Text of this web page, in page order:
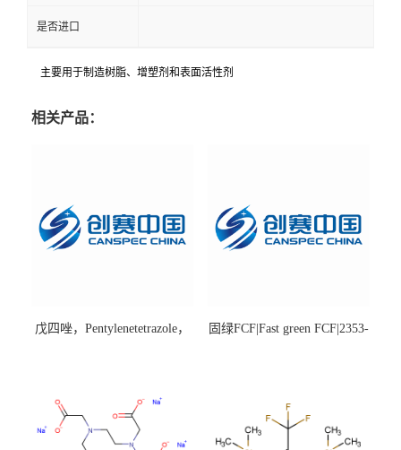
是否进口
主要用于制造树脂、增塑剂和表面活性剂
相关产品：
戊四唑，Pentylenetetrazole，
固绿FCF|Fast green FCF|2353-